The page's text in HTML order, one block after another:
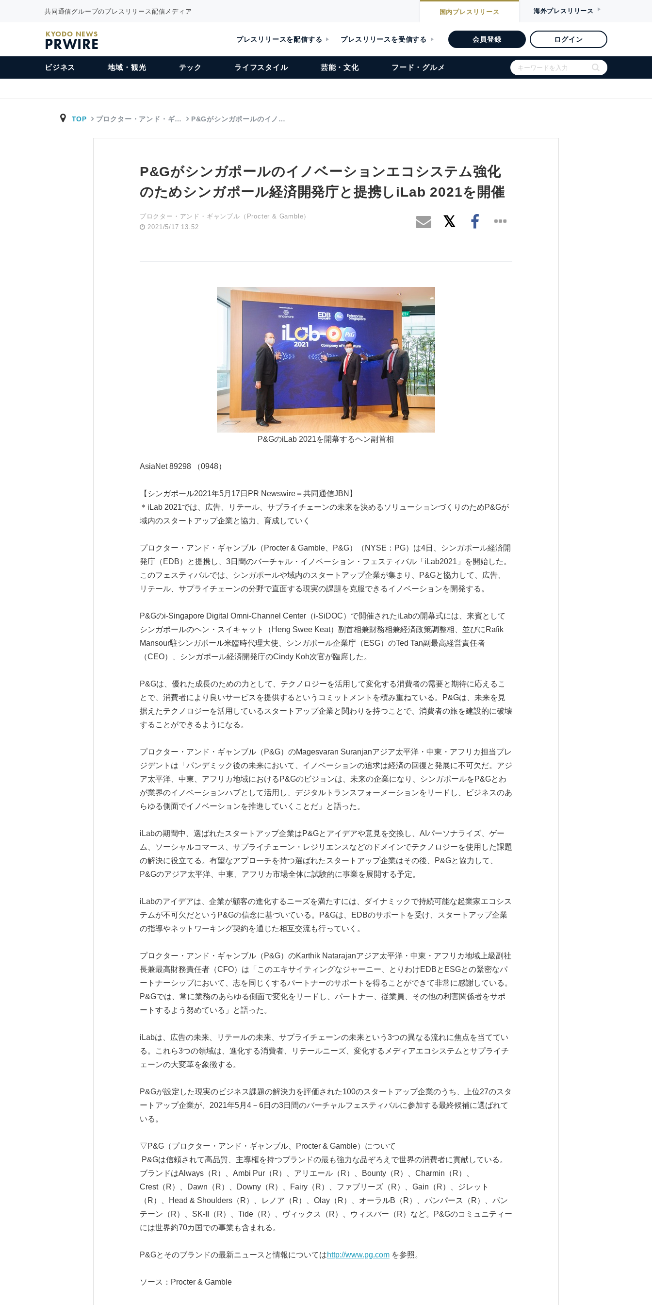
共同通信グループのプレスリリース配信メディア 国内プレスリリース 海外プレスリリース
KYODO NEWS
PRWIRE プレスリリースを配信する プレスリリースを受信する 会員登録 ログイン
ビジネス 地域・観光 テック ライフスタイル 芸能・文化 フード・グルメ
TOP プロクター・アンド・ギ… P&Gがシンガポールのイノ…
P&Gがシンガポールのイノベーションエコシステム強化
のためシンガポール経済開発庁と提携しiLab 2021を開催
プロクター・アンド・ギャンブル（Procter & Gamble）
2021/5/17 13:52
P&GのiLab 2021を開幕するヘン副首相
AsiaNet 89298 （0948）
【シンガポール2021年5月17日PR Newswire＝共同通信JBN】
＊iLab 2021では、広告、リテール、サプライチェーンの未来を決めるソリューションづくりのためP&Gが
域内のスタートアップ企業と協力、育成していく
プロクター・アンド・ギャンブル（Procter & Gamble、P&G）（NYSE：PG）は4日、シンガポール経済開
発庁（EDB）と提携し、3日間のバーチャル・イノベーション・フェスティバル「iLab2021」を開始した。
このフェスティバルでは、シンガポールや域内のスタートアップ企業が集まり、P&Gと協力して、広告、
リテール、サプライチェーンの分野で直面する現実の課題を克服できるイノベーションを開発する。
P&Gのi-Singapore Digital Omni-Channel Center（i-SiDOC）で開催されたiLabの開幕式には、来賓として
シンガポールのヘン・スイキャット（Heng Swee Keat）副首相兼財務相兼経済政策調整相、並びにRafik
Mansour駐シンガポール米臨時代理大使、シンガポール企業庁（ESG）のTed Tan副最高経営責任者
（CEO）、シンガポール経済開発庁のCindy Koh次官が臨席した。
P&Gは、優れた成長のための力として、テクノロジーを活用して変化する消費者の需要と期待に応えるこ
とで、消費者により良いサービスを提供するというコミットメントを積み重ねている。P&Gは、未来を見
据えたテクノロジーを活用しているスタートアップ企業と関わりを持つことで、消費者の旅を建設的に破壊
することができるようになる。
プロクター・アンド・ギャンブル（P&G）のMagesvaran Suranjanアジア太平洋・中東・アフリカ担当プレ
ジデントは「パンデミック後の未来において、イノベーションの追求は経済の回復と発展に不可欠だ。アジ
ア太平洋、中東、アフリカ地域におけるP&Gのビジョンは、未来の企業になり、シンガポールをP&Gとわ
が業界のイノベーションハブとして活用し、デジタルトランスフォーメーションをリードし、ビジネスのあ
らゆる側面でイノベーションを推進していくことだ」と語った。
iLabの期間中、選ばれたスタートアップ企業はP&Gとアイデアや意見を交換し、AIパーソナライズ、ゲー
ム、ソーシャルコマース、サプライチェーン・レジリエンスなどのドメインでテクノロジーを使用した課題
の解決に役立てる。有望なアプローチを持つ選ばれたスタートアップ企業はその後、P&Gと協力して、
P&Gのアジア太平洋、中東、アフリカ市場全体に試験的に事業を展開する予定。
iLabのアイデアは、企業が顧客の進化するニーズを満たすには、ダイナミックで持続可能な起業家エコシス
テムが不可欠だというP&Gの信念に基づいている。P&Gは、EDBのサポートを受け、スタートアップ企業
の指導やネットワーキング契約を通じた相互交流も行っていく。
プロクター・アンド・ギャンブル（P&G）のKarthik Natarajanアジア太平洋・中東・アフリカ地域上級副社
長兼最高財務責任者（CFO）は「このエキサイティングなジャーニー、とりわけEDBとESGとの緊密なパ
ートナーシップにおいて、志を同じくするパートナーのサポートを得ることができて非常に感謝している。
P&Gでは、常に業務のあらゆる側面で変化をリードし、パートナー、従業員、その他の利害関係者をサポ
ートするよう努めている」と語った。
iLabは、広告の未来、リテールの未来、サプライチェーンの未来という3つの異なる流れに焦点を当ててい
る。これら3つの領域は、進化する消費者、リテールニーズ、変化するメディアエコシステムとサプライチ
ェーンの大変革を象徴する。
P&Gが設定した現実のビジネス課題の解決力を評価された100のスタートアップ企業のうち、上位27のスタ
ートアップ企業が、2021年5月4－6日の3日間のバーチャルフェスティバルに参加する最終候補に選ばれて
いる。
▽P&G（プロクター・アンド・ギャンブル、Procter & Gamble）について
P&Gは信頼されて高品質、主導権を持つブランドの最も強力な品ぞろえで世界の消費者に貢献している。
ブランドはAlways（R）、Ambi Pur（R）、アリエール（R）、Bounty（R）、Charmin（R）、
Crest（R）、Dawn（R）、Downy（R）、Fairy（R）、ファブリーズ（R）、Gain（R）、ジレット
（R）、Head & Shoulders（R）、レノア（R）、Olay（R）、オーラルB（R）、パンパース（R）、パン
テーン（R）、SK-II（R）、Tide（R）、ヴィックス（R）、ウィスパー（R）など。P&Gのコミュニティー
には世界約70カ国での事業も含まれる。
P&Gとそのブランドの最新ニュースと情報についてはhttp://www.pg.comを参照。
ソース：Procter & Gamble
Japanese
English